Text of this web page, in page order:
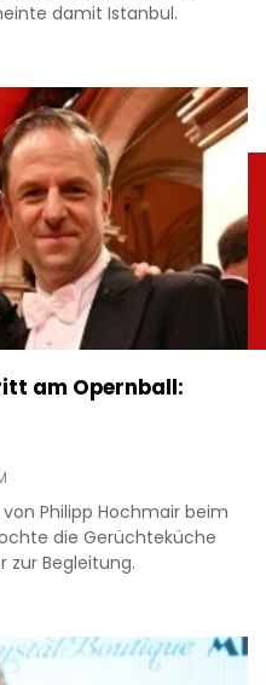
damit Istanbul.
am Opernball:
Philipp Hochmair beim
die Gerüchteküche
zur Begleitung.